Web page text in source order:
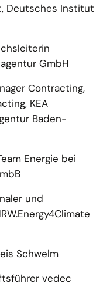
Deutsches Institut
GmbH
Contracting,
KEA
Baden-
Energie bei
und
Schwelm
vedec